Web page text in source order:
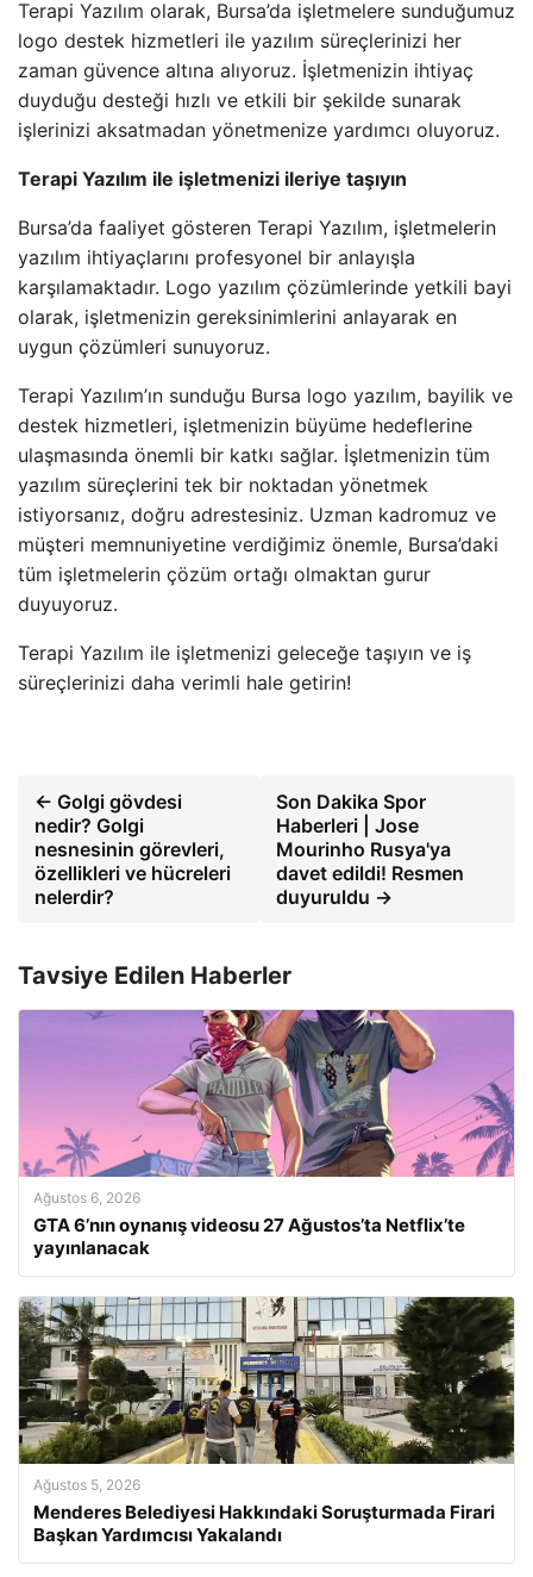
Terapi Yazılım olarak, Bursa’da işletmelere sunduğumuz
logo destek hizmetleri ile yazılım süreçlerinizi her
zaman güvence altına alıyoruz. İşletmenizin ihtiyaç
duyduğu desteği hızlı ve etkili bir şekilde sunarak
işlerinizi aksatmadan yönetmenize yardımcı oluyoruz.
Terapi Yazılım ile işletmenizi ileriye taşıyın
Bursa’da faaliyet gösteren Terapi Yazılım, işletmelerin
yazılım ihtiyaçlarını profesyonel bir anlayışla
karşılamaktadır. Logo yazılım çözümlerinde yetkili bayi
olarak, işletmenizin gereksinimlerini anlayarak en
uygun çözümleri sunuyoruz.
Terapi Yazılım’ın sunduğu Bursa logo yazılım, bayilik ve
destek hizmetleri, işletmenizin büyüme hedeflerine
ulaşmasında önemli bir katkı sağlar. İşletmenizin tüm
yazılım süreçlerini tek bir noktadan yönetmek
istiyorsanız, doğru adrestesiniz. Uzman kadromuz ve
müşteri memnuniyetine verdiğimiz önemle, Bursa’daki
tüm işletmelerin çözüm ortağı olmaktan gurur
duyuyoruz.
Terapi Yazılım ile işletmenizi geleceğe taşıyın ve iş
süreçlerinizi daha verimli hale getirin!
← Golgi gövdesi
nedir? Golgi
nesnesinin görevleri,
özellikleri ve hücreleri
nelerdir?
Son Dakika Spor
Haberleri | Jose
Mourinho Rusya'ya
davet edildi! Resmen
duyuruldu →
Tavsiye Edilen Haberler
Ağustos 6, 2026
GTA 6’nın oynanış videosu 27 Ağustos’ta Netflix’te
yayınlanacak
Ağustos 5, 2026
Menderes Belediyesi Hakkındaki Soruşturmada Firari
Başkan Yardımcısı Yakalandı